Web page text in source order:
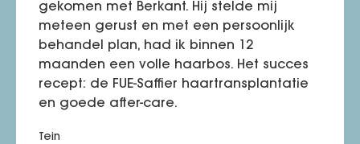
gekomen met Berkant. Hij stelde mij
meteen gerust en met een persoonlijk
behandel plan, had ik binnen 12
maanden een volle haarbos. Het succes
recept: de FUE-Saffier haartransplantatie
en goede after-care.
Tein